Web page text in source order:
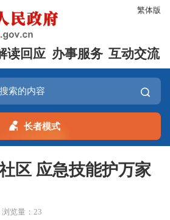
繁体版
读回应 办事服务 互动交流
长者模式
区 应急技能护万家
浏览量：23